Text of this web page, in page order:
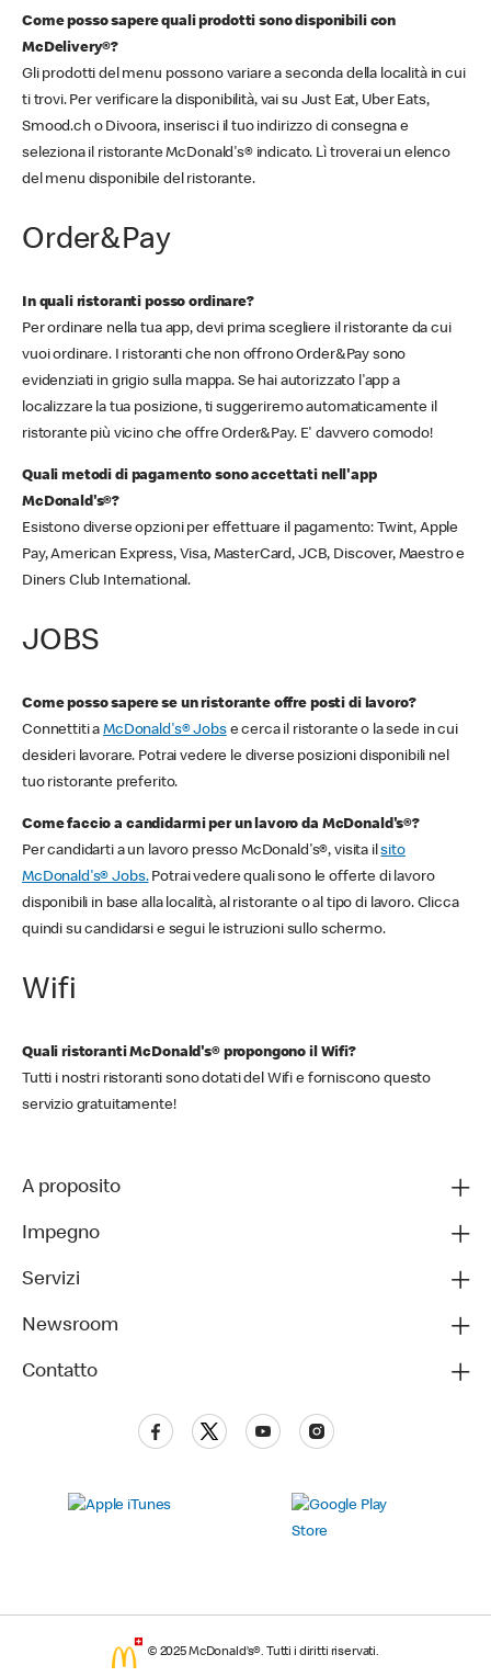
Come posso sapere quali prodotti sono disponibili con
McDelivery®?
Gli prodotti del menu possono variare a seconda della località in cui
ti trovi. Per verificare la disponibilità, vai su Just Eat, Uber Eats,
Smood.ch o Divoora, inserisci il tuo indirizzo di consegna e
seleziona il ristorante McDonald's® indicato. Lì troverai un elenco
del menu disponibile del ristorante.
Order&Pay
In quali ristoranti posso ordinare?
Per ordinare nella tua app, devi prima scegliere il ristorante da cui
vuoi ordinare. I ristoranti che non offrono Order&Pay sono
evidenziati in grigio sulla mappa. Se hai autorizzato l'app a
localizzare la tua posizione, ti suggeriremo automaticamente il
ristorante più vicino che offre Order&Pay. E' davvero comodo!
Quali metodi di pagamento sono accettati nell'app
McDonald's®?
Esistono diverse opzioni per effettuare il pagamento: Twint, Apple
Pay, American Express, Visa, MasterCard, JCB, Discover, Maestro e
Diners Club International.
JOBS
Come posso sapere se un ristorante offre posti di lavoro?
Connettiti aMcDonald's® Jobse cerca il ristorante o la sede in cui
desideri lavorare. Potrai vedere le diverse posizioni disponibili nel
tuo ristorante preferito.
Come faccio a candidarmi per un lavoro da McDonald's®?
Per candidarti a un lavoro presso McDonald's®, visita ilsito
McDonald's® Jobs.Potrai vedere quali sono le offerte di lavoro
disponibili in base alla località, al ristorante o al tipo di lavoro. Clicca
quindi su candidarsi e segui le istruzioni sullo schermo.
Wifi
Quali ristoranti McDonald's® propongono il Wifi?
Tutti i nostri ristoranti sono dotati del Wifi e forniscono questo
servizio gratuitamente!
A proposito
Impegno
Servizi
Newsroom
Contatto
© 2025 McDonald’s®. Tutti i diritti riservati.